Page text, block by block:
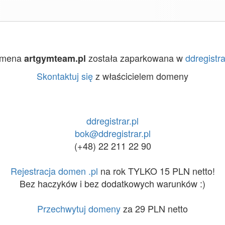
artgymteam.pl została zaparkowana w
Skontaktuj sięz właścicielem domeny
ddregistrar.pl
bok@ddregistrar.pl
(+48) 22 211 22 90
Rejestracja domen .pl na rok TYLKO 15 PLN netto!
Bez haczyków i bez dodatkowych warunków :)
Przechwytuj domenyza 29 PLN netto